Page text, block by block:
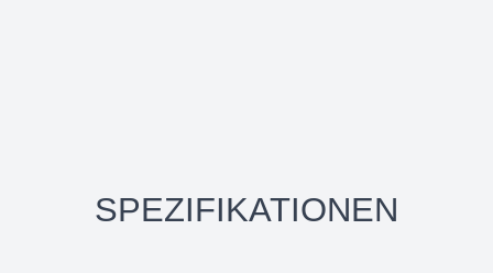
SPEZIFIKATIONEN